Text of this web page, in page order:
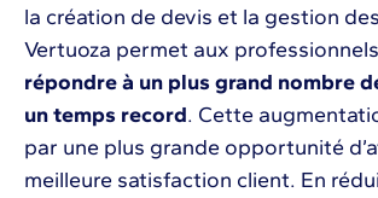
la création de devis et la gestion
Vertuoza permet aux
répondre à un plus grand nombre
un temps record. Cette
par une plus grande opportunité
meilleure satisfaction client. En